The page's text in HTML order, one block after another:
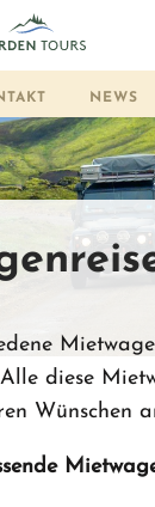
NEWS
diese
Wünschen